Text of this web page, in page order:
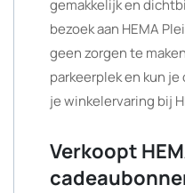
gemakkelijk en
bezoek aan HEMA
geen zorgen te
parkeerplek en kun
je winkelervaring bij
Verkoopt